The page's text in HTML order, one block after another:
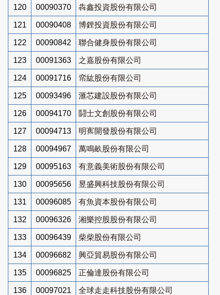
120 00090370 犇鑫投資股份有限公司
121 00090408 博鋰投資股份有限公司
122 00090842 聯合健身股份有限公司
123 00091363 之嘉股份有限公司
124 00091716 帟紘股份有限公司
125 00093496 滙芯建設股份有限公司
126 00094170 鬪士文創股份有限公司
127 00094713 明寯開發股份有限公司
128 00094967 萬鳴畝股份有限公司
129 00095163 有意義美術股份有限公司
130 00095656 昱盛興科技股份有限公司
131 00096085 有魚資本股份有限公司
132 00096326 湘樂控股股份有限公司
133 00096439 柴柴股份有限公司
134 00096682 興亞貿易股份有限公司
135 00096825 正倫達股份有限公司
136 00097021 全球走走科技股份有限公司